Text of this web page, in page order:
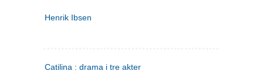
Henrik Ibsen
Catilina : drama i tre akter